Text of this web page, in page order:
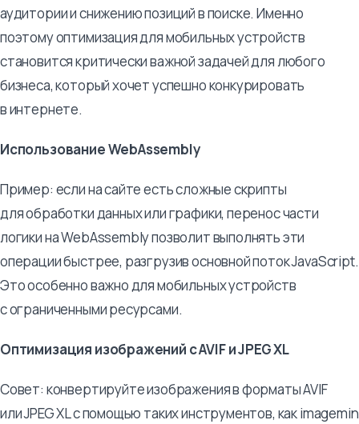
аудитории и снижению позиций в поиске. Именно
поэтому оптимизация для мобильных устройств
становится критически важной задачей для любого
бизнеса, который хочет успешно конкурировать
в интернете.
Использование WebAssembly
Пример: если на сайте есть сложные скрипты
для обработки данных или графики, перенос части
логики на WebAssembly позволит выполнять эти
операции быстрее, разгрузив основной поток JavaScript.
Это особенно важно для мобильных устройств
с ограниченными ресурсами.
Оптимизация изображений с AVIF и JPEG XL
Совет: конвертируйте изображения в форматы AVIF
или JPEG XL с помощью таких инструментов, как imagemin